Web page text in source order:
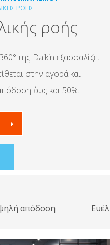
ΡΟΉΣ
ροής
της Daikin εξασφαλίζει
στην αγορά και
έως και 50%.
απόδοση